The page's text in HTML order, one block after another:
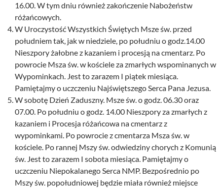
16.00. W tym dniu również zakończenie Nabożeństw
różańcowych.
W Uroczystość Wszystkich Świętych Msze św. przed
południem tak, jak w niedziele, po południu o godz.14.00
Nieszpory żałobne z kazaniem i procesją na cmentarz. Po
powrocie Msza św. w kościele za zmarłych wspominanych w
Wypominkach. Jest to zarazem I piątek miesiąca.
Pamiętajmy o uczczeniu Najświętszego Serca Pana Jezusa.
W sobotę Dzień Zaduszny. Msze św. o godz. 06.30 oraz
07.00. Po południu o godz. 14.00 Nieszpory za zmarłych z
kazaniem i Procesja różańcowa na cmentarz z
wypominkami. Po powrocie z cmentarza Msza św. w
kościele. Po rannej Mszy św. odwiedziny chorych z Komunią
św. Jest to zarazem I sobota miesiąca. Pamiętajmy o
uczczeniu Niepokalanego Serca NMP. Bezpośrednio po
Mszy św. popołudniowej będzie miała również miejsce